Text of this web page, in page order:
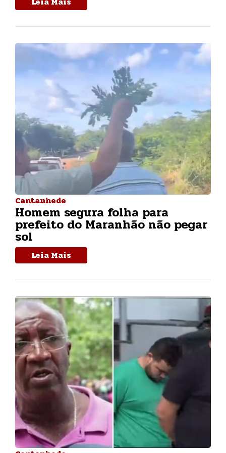
Cantanhede
Homem segura folha para
prefeito do Maranhão não pegar
sol
Leia Mais